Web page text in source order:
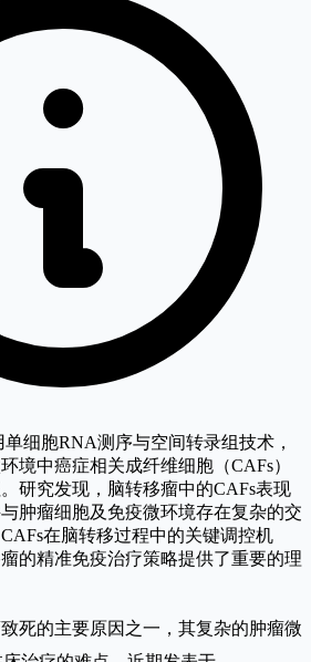
细胞RNA测序与空间转录组技术，
境中癌症相关成纤维细胞（CAFs）
研究发现，脑转移瘤中的CAFs表现
肿瘤细胞及免疫微环境存在复杂的交
在脑转移过程中的关键调控机
的精准免疫治疗策略提供了重要的理
死的主要原因之一，其复杂的肿瘤微